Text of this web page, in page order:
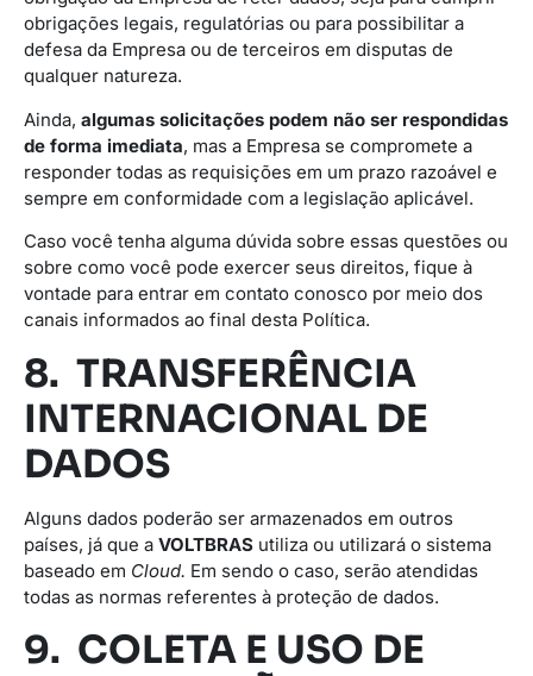
obrigações legais, regulatórias ou para possibilitar a
defesa da Empresa ou de terceiros em disputas de
qualquer natureza.
Ainda, algumas solicitações podem não ser respondidas
de forma imediata, mas a Empresa se compromete a
responder todas as requisições em um prazo razoável e
sempre em conformidade com a legislação aplicável.
Caso você tenha alguma dúvida sobre essas questões ou
sobre como você pode exercer seus direitos, fique à
vontade para entrar em contato conosco por meio dos
canais informados ao final desta Política.
8. TRANSFERÊNCIA
INTERNACIONAL DE
DADOS
Alguns dados poderão ser armazenados em outros
países, já que a VOLTBRAS utiliza ou utilizará o sistema
baseado em Cloud. Em sendo o caso, serão atendidas
todas as normas referentes à proteção de dados.
9. COLETA E USO DE